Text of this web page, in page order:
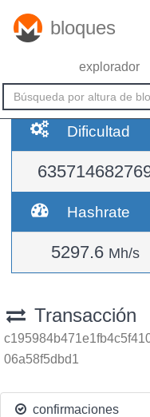
bloques
explorador
Dificultad
Hashrate
5297.6 Mh/s
Transacción
06a58f5dbd1
confirmaciones